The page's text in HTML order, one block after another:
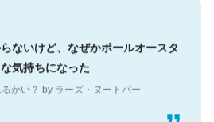
ないけど、なぜかポールオースタ
気持ちになった
かい？ by ラーズ・ヌートバー